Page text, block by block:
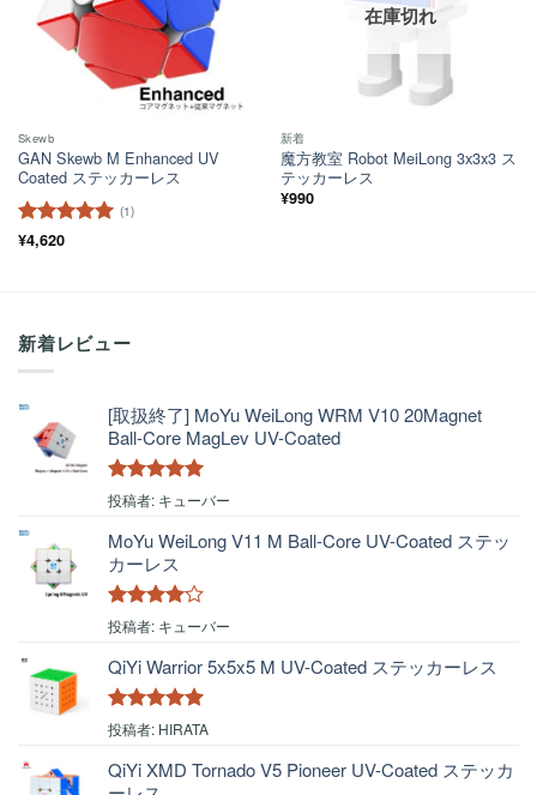
Skewb
GAN Skewb M Enhanced UV
Coated ステッカーレス
5段階中
(1)
¥4,620
在庫切れ
新着
魔方教室 Robot MeiLong 3x3x3 ス
テッカーレス
¥990
新着レビュー
[取扱終了] MoYu WeiLong WRM V10 20Magnet
Ball-Core MagLev UV-Coated
5段階中 5 の
投稿者: キューバー
MoYu WeiLong V11 M Ball-Core UV-Coated ステッ
カーレス
5段階中 4
投稿者: キューバー
QiYi Warrior 5x5x5 M UV-Coated ステッカーレス
5段階中5の
投稿者: HIRATA
QiYi XMD Tornado V5 Pioneer UV-Coated ステッカ